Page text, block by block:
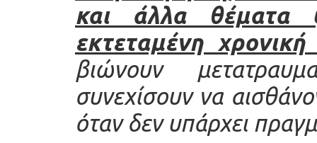
και άλλα θέματα
εκτεταμένη χρονική
βιώνουν
συνεχίσουν να
όταν δεν υπάρχει